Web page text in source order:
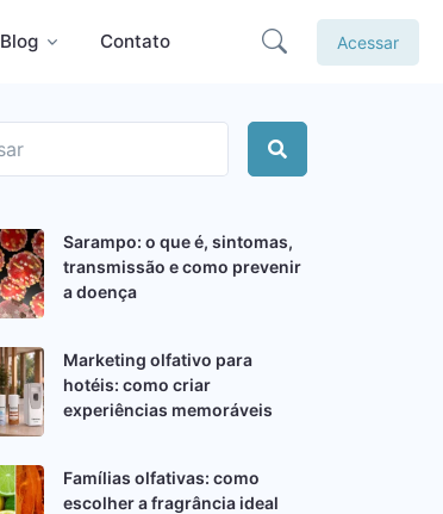
Blog Contato Acessar
Sarampo: o que é, sintomas,
transmissão e como prevenir
a doença
Marketing olfativo para
hotéis: como criar
experiências memoráveis
Famílias olfativas: como
escolher a fragrância ideal